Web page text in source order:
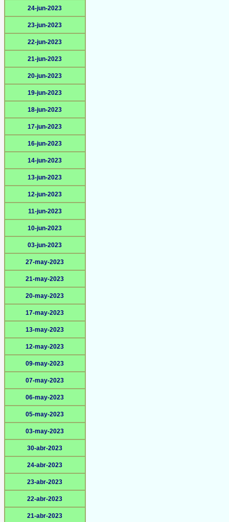
24-jun-2023
23-jun-2023
22-jun-2023
21-jun-2023
20-jun-2023
19-jun-2023
18-jun-2023
17-jun-2023
16-jun-2023
14-jun-2023
13-jun-2023
12-jun-2023
11-jun-2023
10-jun-2023
03-jun-2023
27-may-2023
21-may-2023
20-may-2023
17-may-2023
13-may-2023
12-may-2023
09-may-2023
07-may-2023
06-may-2023
05-may-2023
03-may-2023
30-abr-2023
24-abr-2023
23-abr-2023
22-abr-2023
21-abr-2023